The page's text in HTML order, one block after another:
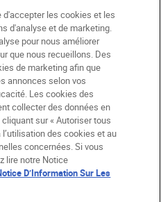
confidentialité
d'accepter les cookies et les
d'analyse et de marketing.
pour nous améliorer
que nous recueillons. Des
de marketing afin que
annonces selon vos
Les cookies des
collecter des données en
sur « Autoriser tous
des cookies et au
concernées. Si vous
lire notre Notice
D’Information Sur Les